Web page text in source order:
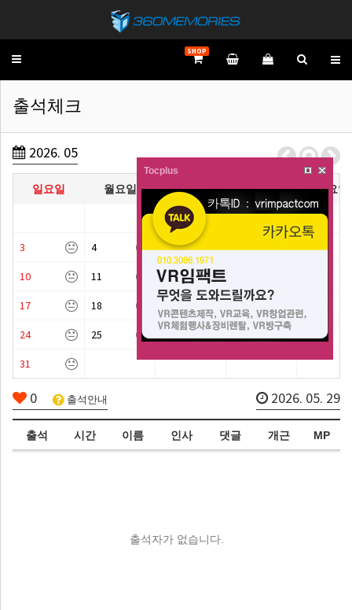
Toggle
SHOP
출석체크
2026. 05
일요일 월요일 화요일 수요일 목요일
3 4 5 6 7
10 11 12
17 18 19 20
24 25 26 27 28
31
0 출석안내 2026. 05. 29
출석 시간 이름 인사 댓글 개근 MP
출석자가 없습니다.
Tocplus